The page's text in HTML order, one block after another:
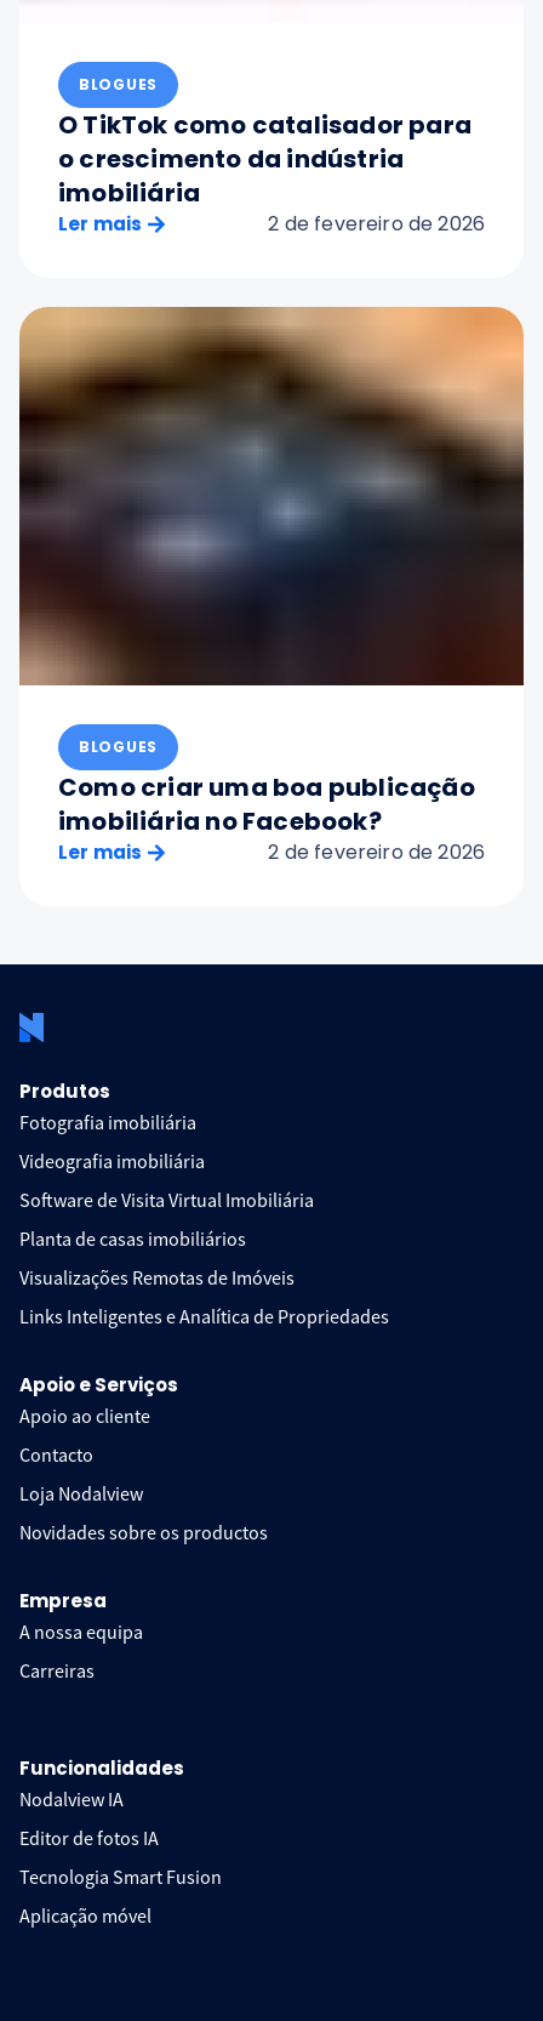
BLOGUES
O TikTok como catalisador para
o crescimento da indústria
imobiliária
Ler mais 2 de fevereiro de 2026
BLOGUES
Como criar uma boa publicação
imobiliária no Facebook?
Ler mais 2 de fevereiro de 2026
Produtos
Fotografia imobiliária
Videografia imobiliária
Software de Visita Virtual Imobiliária
Planta de casas imobiliários
Visualizações Remotas de Imóveis
Links Inteligentes e Analítica de Propriedades
Apoio e Serviços
Apoio ao cliente
Contacto
Loja Nodalview
Novidades sobre os productos
Empresa
A nossa equipa
Carreiras
Funcionalidades
Nodalview IA
Editor de fotos IA
Tecnologia Smart Fusion
Aplicação móvel